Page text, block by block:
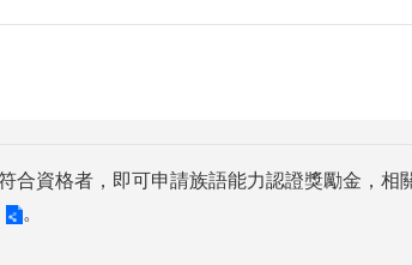
資格者，即可申請族語能力認證獎勵金，相
。